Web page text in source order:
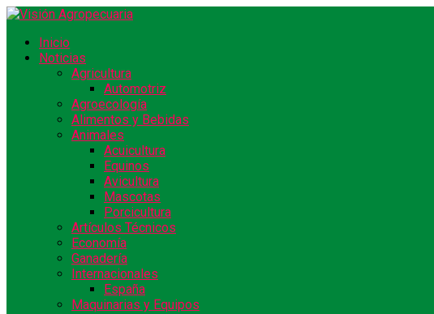
Inicio
Noticias
Agricultura
Automotriz
Agroecología
Alimentos y Bebidas
Animales
Acuicultura
Equinos
Avicultura
Mascotas
Porcicultura
Artículos Técnicos
Economía
Ganadería
Internacionales
España
Maquinarias y Equipos